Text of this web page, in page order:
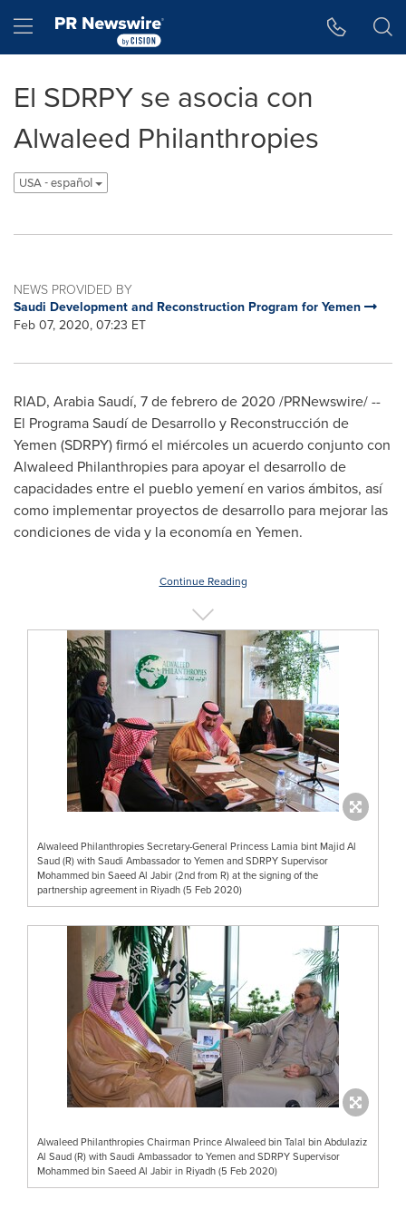
Hamburger menu
El SDRPY se asocia con
Alwaleed Philanthropies
USA - español
NEWS PROVIDED BY
Saudi Development and Reconstruction Program for Yemen
Feb 07, 2020, 07:23 ET
RIAD, Arabia Saudí, 7 de febrero de 2020 /PRNewswire/ --
El Programa Saudí de Desarrollo y Reconstrucción de
Yemen (SDRPY) firmó el miércoles un acuerdo conjunto con
Alwaleed Philanthropies para apoyar el desarrollo de
capacidades entre el pueblo yemení en varios ámbitos, así
como implementar proyectos de desarrollo para mejorar las
condiciones de vida y la economía en Yemen.
Continue Reading
Alwaleed Philanthropies Secretary-General Princess Lamia bint Majid Al
Saud (R) with Saudi Ambassador to Yemen and SDRPY Supervisor
Mohammed bin Saeed Al Jabir (2nd from R) at the signing of the
partnership agreement in Riyadh (5 Feb 2020)
Alwaleed Philanthropies Chairman Prince Alwaleed bin Talal bin Abdulaziz
Al Saud (R) with Saudi Ambassador to Yemen and SDRPY Supervisor
Mohammed bin Saeed Al Jabir in Riyadh (5 Feb 2020)